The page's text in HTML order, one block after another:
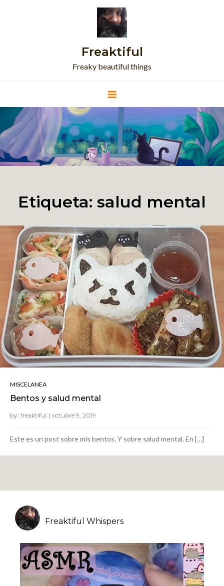
Freaktiful
Freaky beautiful things
Etiqueta: salud mental
MISCELANEA
Bentos y salud mental
by: freaktiful
Este es un post sobre mis bentos. Y sobre salud mental. En […]
Freaktiful Whispers